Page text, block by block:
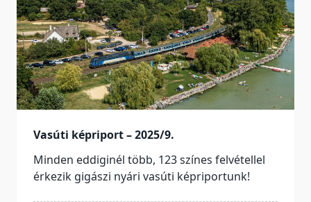
Vasúti képriport – 2025/9.
Minden eddiginél több, 123 színes felvétellel
érkezik gigászi nyári vasúti képriportunk!